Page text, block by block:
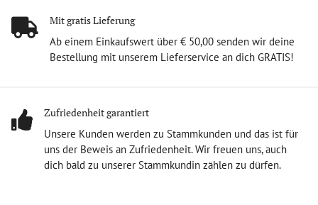
Mit gratis Lieferung
Ab einem Einkaufswert über € 50,00 senden wir deine
Bestellung mit unserem Lieferservice an dich GRATIS!
Zufriedenheit garantiert
Unsere Kunden werden zu Stammkunden und das ist für
uns der Beweis an Zufriedenheit. Wir freuen uns, auch
dich bald zu unserer Stammkundin zählen zu dürfen.